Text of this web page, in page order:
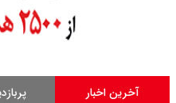
آخرین اخبار